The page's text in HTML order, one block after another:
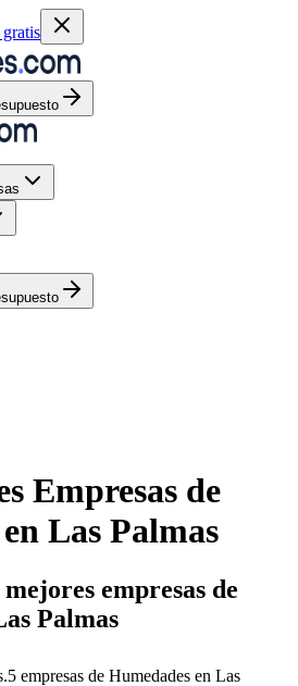
Empresas de
en Las Palmas
empresas de
Palmas
5 empresas de Humedades en Las